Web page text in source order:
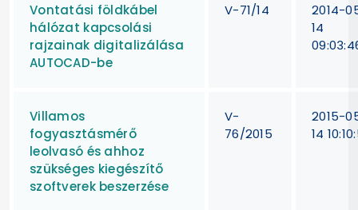
Vontatási földkábel
hálózat kapcsolási
rajzainak digitalizálása
AUTOCAD-be
V-71/14
2014-
14
Villamos
fogyasztásmérő
leolvasó és ahhoz
szükséges kiegészítő
szoftverek beszerzése
V-
76/2015
2015-
14